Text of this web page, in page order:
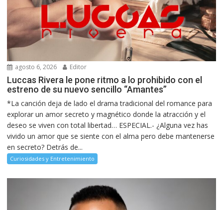
agosto 6, 2026 Editor
Luccas Rivera le pone ritmo a lo prohibido con el
estreno de su nuevo sencillo “Amantes”
*La canción deja de lado el drama tradicional del romance para
explorar un amor secreto y magnético donde la atracción y el
deseo se viven con total libertad… ESPECIAL.- ¿Alguna vez has
vivido un amor que se siente con el alma pero debe mantenerse
en secreto? Detrás de...
Curiosidades y Entretenimiento